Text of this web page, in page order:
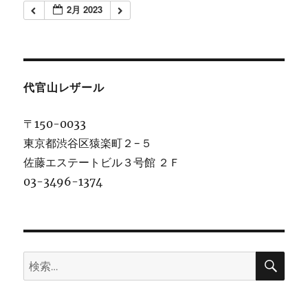
2月 2023
代官山レザール
〒150-0033
東京都渋谷区猿楽町２−５
佐藤エステートビル３号館 ２Ｆ
03-3496-1374
検
索:
検